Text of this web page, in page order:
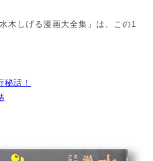
木しげる漫画大全集」は、この1
話！